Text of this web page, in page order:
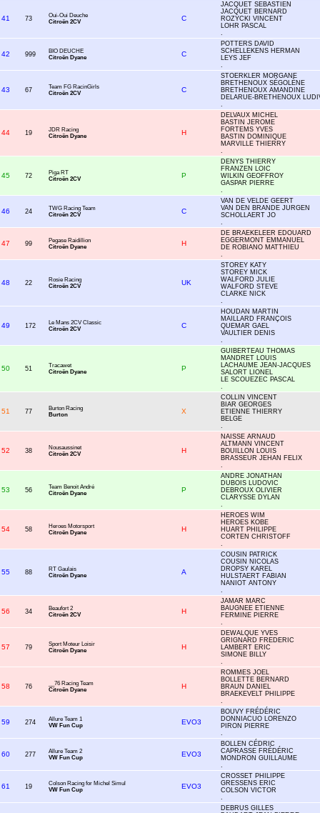
41 73
Oui-Oui Deuche
Citroën 2CV
C
JACQUET SEBASTIEN
JACQUET BERNARD
ROZYCKI VINCENT
LOHR PASCAL
.
42 999
BIO DEUCHE
Citroën Dyane
C
POTTERS DAVID
SCHELLEKENS HERMAN
LEYS JEF
.
43 67
Team FG RacinGirls
Citroën 2CV
C
STOERKLER MORGANE
BRETHENOUX SÉGOLÈNE
BRETHENOUX AMANDINE
DELARUE-BRETHENOUX
.
44 19
JDR Racing
Citroën Dyane
H
DELVAUX MICHEL
BASTIN JEROME
FORTEMS YVES
BASTIN DOMINIQUE
MARVILLE THIERRY
.
45 72
Piga RT
Citroën 2CV
P
DENYS THIERRY
FRANZEN LOIC
WILKIN GEOFFROY
GASPAR PIERRE
.
46 24
TWG Racing Team
Citroën 2CV
C
VAN DE VELDE GEERT
VAN DEN BRANDE JURGEN
SCHOLLAERT JO
.
47 99
Pegase Raidillion
Citroën Dyane
H
DE BRAEKELEER EDOUARD
EGGERMONT EMMANUEL
DE ROBIANO MATTHIEU
.
48 22
Rosie Racing
Citroën 2CV
UK
STOREY KATY
STOREY MICK
WALFORD JULIE
WALFORD STEVE
CLARKE NICK
.
49 172
Le Mans 2CV Classic
Citroën 2CV
C
HOUDAN MARTIN
MAILLARD FRANÇOIS
QUEMAR GAEL
VAULTIER DENIS
.
50 51
Tracawet
Citroën Dyane
P
GUIBERTEAU THOMAS
MANDRET LOUIS
LACHAUME JEAN-JACQUES
SALORT LIONEL
LE SCOUEZEC PASCAL
.
51 77
Burton Racing
Burton
X
COLLIN VINCENT
BIAR GEORGES
ETIENNE THIERRY
BELGE
.
52 38
Nousaussinet
Citroën 2CV
H
NAISSE ARNAUD
ALTMANN VINCENT
BOUILLON LOUIS
BRASSEUR JEHAN FELIX
.
53 56
Team Benoit André
Citroën Dyane
P
ANDRE JONATHAN
DUBOIS LUDOVIC
DEBROUX OLIVIER
CLARYSSE DYLAN
.
54 58
Heroes Motorsport
Citroën Dyane
H
HEROES WIM
HEROES KOBE
HUART PHILIPPE
CORTEN CHRISTOFF
.
55 88
RT Gaulais
Citroën Dyane
A
COUSIN PATRICK
COUSIN NICOLAS
DROPSY KAREL
HULSTAERT FABIAN
NANIOT ANTONY
.
56 34
Beaufort 2
Citroën 2CV
H
JAMAR MARC
BAUGNEE ETIENNE
FERMINE PIERRE
.
57 79
Sport Moteur Loisir
Citroën Dyane
H
DEWALQUE YVES
GRIGNARD FREDERIC
LAMBERT ERIC
SIMONE BILLY
.
58 76
__76 Racing Team
Citroën Dyane
H
ROMMES JOEL
BOLLETTE BERNARD
BRAUN DANIEL
BRAEKEVELT PHILIPPE
.
59 274
Allure Team 1
VW Fun Cup
EVO3
BOUVY FRÉDÉRIC
DONNIACUO LORENZO
PIRON PIERRE
.
60 277
Allure Team 2
VW Fun Cup
EVO3
BOLLEN CÉDRIC
CAPRASSE FRÉDÉRIC
MONDRON GUILLAUME
.
61 19
Colson Racing for Michel Simul
VW Fun Cup
EVO3
CROSSET PHILIPPE
GRESSENS ERIC
COLSON VICTOR
.
DEBRUS GILLES